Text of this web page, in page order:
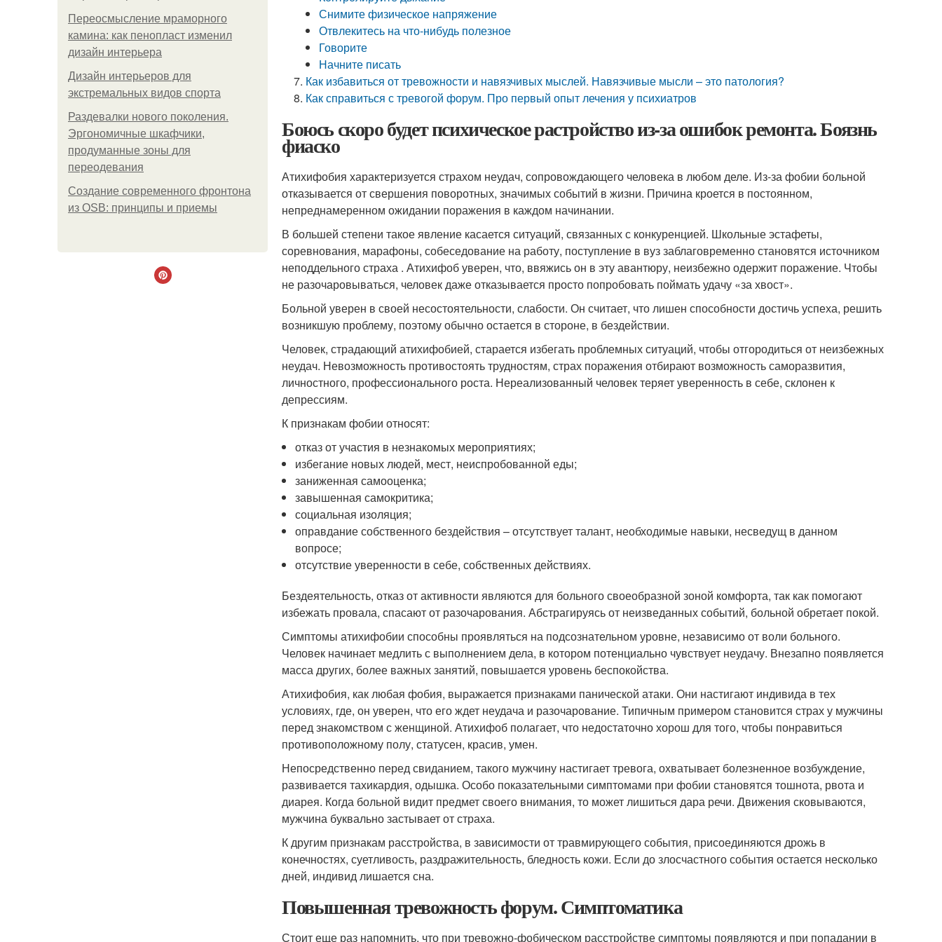
Переосмысление мраморного
камина: как пенопласт изменил
дизайн интерьера
Дизайн интерьеров для
экстремальных видов спорта
Раздевалки нового поколения.
Эргономичные шкафчики,
продуманные зоны для
переодевания
Создание современного фронтона
из OSB: принципы и приемы
Снимите физическое напряжение
Отвлекитесь на что-нибудь полезное
Говорите
Начните писать
Как избавиться от тревожности и навязчивых мыслей. Навязчивые мысли – это патология?
Как справиться с тревогой форум. Про первый опыт лечения у психиатров
Боюсь скоро будет психическое растройство из-за ошибок ремонта. Боязнь
фиаско
Атихифобия характеризуется страхом неудач, сопровождающего человека в любом деле. Из-за фобии больной
отказывается от свершения поворотных, значимых событий в жизни. Причина кроется в постоянном,
непреднамеренном ожидании поражения в каждом начинании.
В большей степени такое явление касается ситуаций, связанных с конкуренцией. Школьные эстафеты,
соревнования, марафоны, собеседование на работу, поступление в вуз заблаговременно становятся источником
неподдельного страха . Атихифоб уверен, что, ввяжись он в эту авантюру, неизбежно одержит поражение. Чтобы
не разочаровываться, человек даже отказывается просто попробовать поймать удачу «за хвост».
Больной уверен в своей несостоятельности, слабости. Он считает, что лишен способности достичь успеха, решить
возникшую проблему, поэтому обычно остается в стороне, в бездействии.
Человек, страдающий атихифобией, старается избегать проблемных ситуаций, чтобы отгородиться от неизбежных
неудач. Невозможность противостоять трудностям, страх поражения отбирают возможность саморазвития,
личностного, профессионального роста. Нереализованный человек теряет уверенность в себе, склонен к
депрессиям.
К признакам фобии относят:
отказ от участия в незнакомых мероприятиях;
избегание новых людей, мест, неиспробованной еды;
заниженная самооценка;
завышенная самокритика;
социальная изоляция;
оправдание собственного бездействия – отсутствует талант, необходимые навыки, несведущ в данном
вопросе;
отсутствие уверенности в себе, собственных действиях.
Бездеятельность, отказ от активности являются для больного своеобразной зоной комфорта, так как помогают
избежать провала, спасают от разочарования. Абстрагируясь от неизведанных событий, больной обретает покой.
Симптомы атихифобии способны проявляться на подсознательном уровне, независимо от воли больного.
Человек начинает медлить с выполнением дела, в котором потенциально чувствует неудачу. Внезапно появляется
масса других, более важных занятий, повышается уровень беспокойства.
Атихифобия, как любая фобия, выражается признаками панической атаки. Они настигают индивида в тех
условиях, где, он уверен, что его ждет неудача и разочарование. Типичным примером становится страх у мужчины
перед знакомством с женщиной. Атихифоб полагает, что недостаточно хорош для того, чтобы понравиться
противоположному полу, статусен, красив, умен.
Непосредственно перед свиданием, такого мужчину настигает тревога, охватывает болезненное возбуждение,
развивается тахикардия, одышка. Особо показательными симптомами при фобии становятся тошнота, рвота и
диарея. Когда больной видит предмет своего внимания, то может лишиться дара речи. Движения сковываются,
мужчина буквально застывает от страха.
К другим признакам расстройства, в зависимости от травмирующего события, присоединяются дрожь в
конечностях, суетливость, раздражительность, бледность кожи. Если до злосчастного события остается несколько
дней, индивид лишается сна.
Повышенная тревожность форум. Симптоматика
Стоит еще раз напомнить, что при тревожно-фобическом расстройстве симптомы появляются и при попадании в